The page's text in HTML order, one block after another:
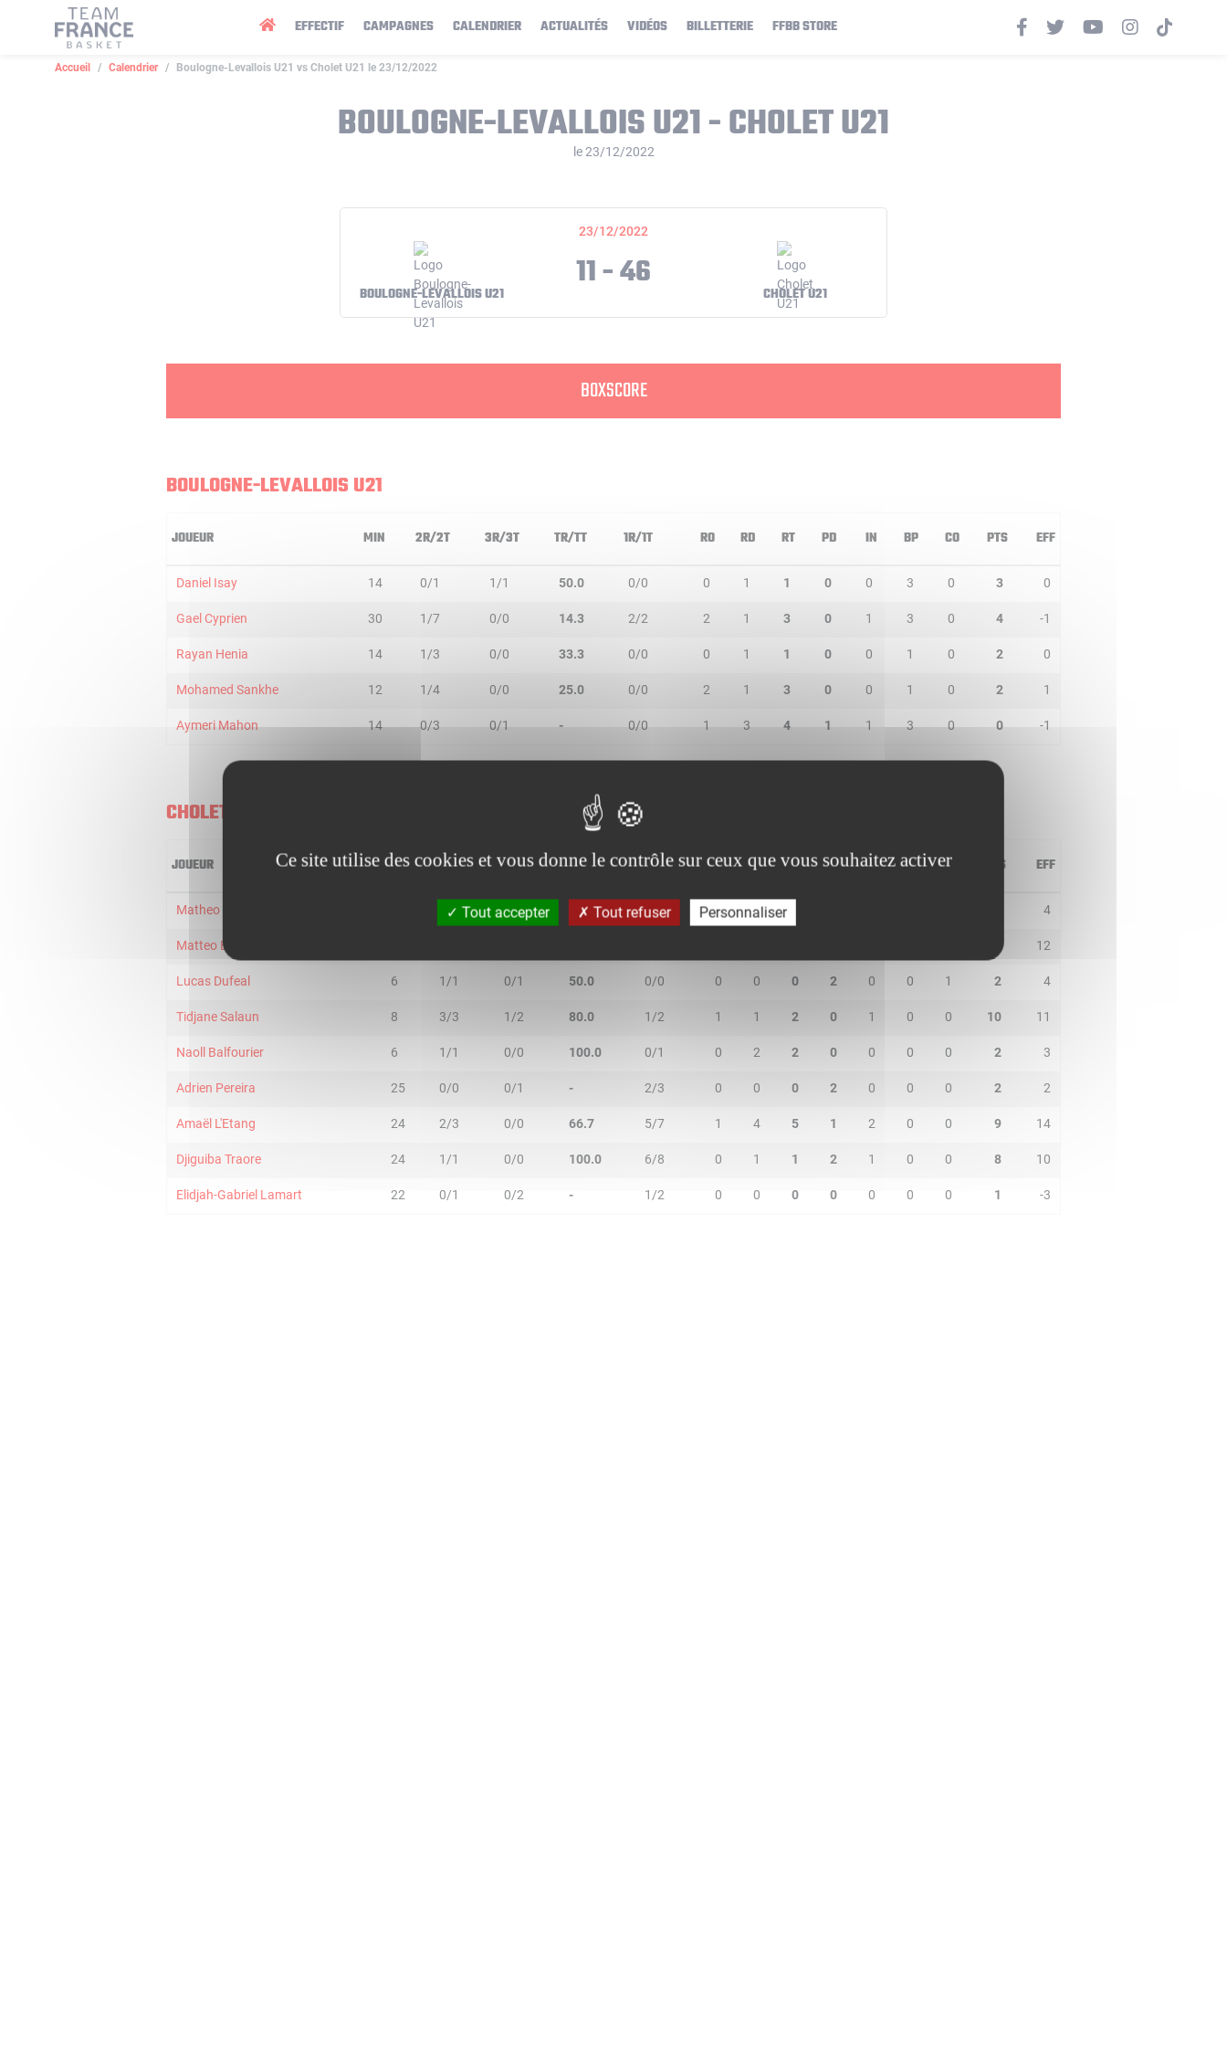
EFFECTIF CAMPAGNES CALENDRIER ACTUALITÉS VIDÉOS BILLETTERIE FFBB STORE
Accueil Calendrier Boulogne-Levallois U21 vs Cholet U21 le 23/12/2022
BOULOGNE-LEVALLOIS U21 - CHOLET U21
le 23/12/2022
23/12/2022
BOULOGNE-LEVALLOIS U21 11 - 46 CHOLET U21
BOXSCORE
BOULOGNE-LEVALLOIS U21
JOUEUR MIN 2R/2T 3R/3T TR/TT 1R/1T RO RD RT PD IN BP CO PTS EFF
Daniel Isay 14 0/1 1/1 50.0 0/0 0 1 1 0 0 3 0 3 0
Gael Cyprien 30 1/7 0/0 14.3 2/2 2 1 3 0 1 3 0 4 -1
Rayan Henia 14 1/3 0/0 33.3 0/0 0 1 1 0 0 1 0 2 0
Mohamed Sankhe 12 1/4 0/0 25.0 0/0 2 1 3 0 0 1 0 2 1
Aymeri Mahon 14 0/3 0/1 - 0/0 1 3 4 1 1 3 0 0 -1
CHOLET U21
JOUEUR MIN 2R/2T 3R/3T TR/TT 1R/1T RO RD RT PD IN BP CO PTS EFF
Matheo Leray 0/0 1/2 50.0 0/0 0 0 4
Matteo Bordes 12
Lucas Dufeal 6 1/1 0/1 50.0 0/0 0 0 0 2 0 0 1 2 4
Tidjane Salaun 8 3/3 1/2 80.0 1/2 1 1 2 0 1 0 0 10 11
Naoll Balfourier 6 1/1 0/0 100.0 0/1 0 2 2 0 0 0 0 2 3
Adrien Pereira 25 0/0 0/1 - 2/3 0 0 0 2 0 0 0 2 2
Amaël L'Etang 24 2/3 0/0 66.7 5/7 1 4 5 1 2 0 0 9 14
Djiguiba Traore 24 1/1 0/0 100.0 6/8 0 1 1 2 1 0 0 8 10
Elidjah-Gabriel Lamart 22 0/1 0/2 - 1/2 0 0 0 0 0 0 0 1 -3
Panneau de gestion des cookies
Ce site utilise des cookies et vous donne le contrôle sur ceux que vous souhaitez activer
Tout accepter Tout refuser Personnaliser